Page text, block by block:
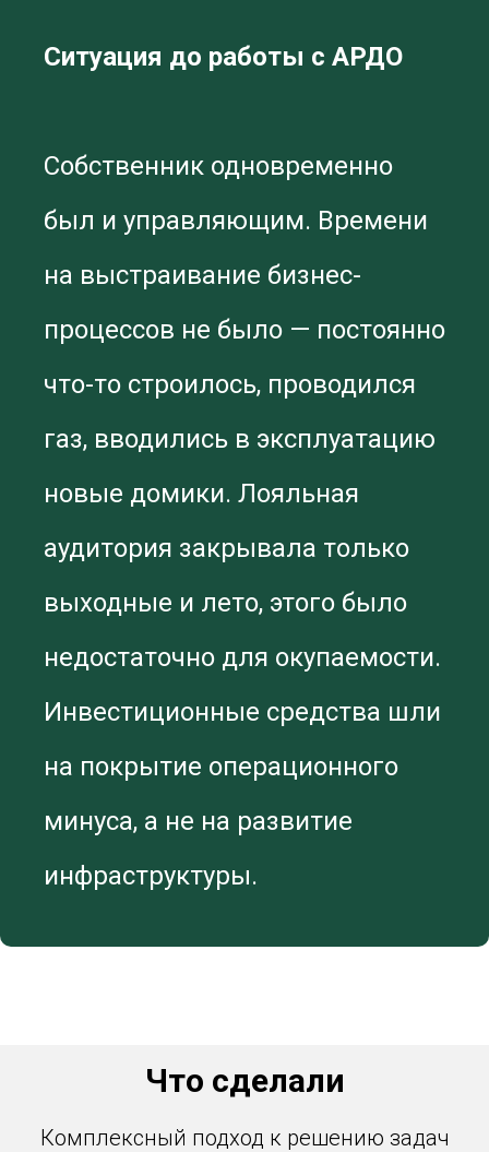
Ситуация до работы с АРДО
Собственник одновременно
был и управляющим. Времени
на выстраивание бизнес-
процессов не было — постоянно
что-то строилось, проводился
газ, вводились в эксплуатацию
новые домики. Лояльная
аудитория закрывала только
выходные и лето, этого было
недостаточно для окупаемости.
Инвестиционные средства шли
на покрытие операционного
минуса, а не на развитие
инфраструктуры.
Что сделали
Комплексный подход к решению задач